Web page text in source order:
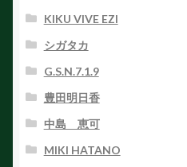
KIKU VIVE EZI
シガタカ
G.S.N.7.1.9
豊田明日香
中島 恵可
MIKI HATANO